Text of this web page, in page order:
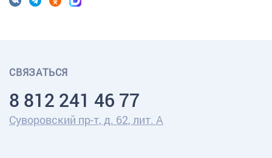
СВЯЗАТЬСЯ
8 812 241 46 77
Суворовский пр-т, д. 62, лит. А